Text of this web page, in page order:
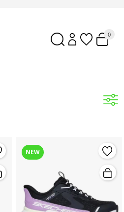
0
NEW